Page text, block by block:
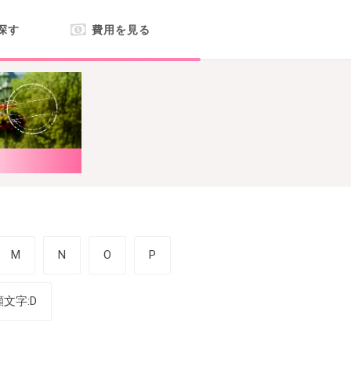
す 費用を見る
M N O P
文字:D